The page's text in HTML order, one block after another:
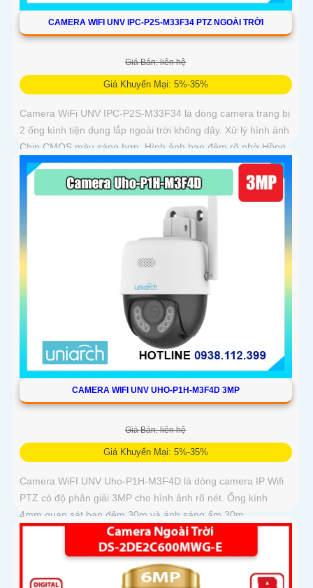
CAMERA WIFI UNV IPC-P2S-M33F34 PTZ NGOÀI TRỜI
Giá Bán: liên hệ
Giá Khuyến Mại: 5%-35%
Camera WiFi UNV IPC-P2S-M33F34 là dòng camera trang bị
2 ống kính tiện dụng lắp ngoài trời không dây. Xử lý hình ảnh
Chip CMOS màu sáng hơn. Hình ảnh ban đêm rõ nhờ Hồng
Ngoại 30m
CAMERA WIFI UNV UHO-P1H-M3F4D 3MP
Giá Bán: liên hệ
Giá Khuyến Mại: 5%-35%
Camera WiFI UNV Uho-P1H-M3F4D là dòng camera IP Wifi
PTZ có độ phân giải 3MP cho hình ảnh rõ nét. Ống kính
4mm quan sát ban đêm 30m và ánh sáng ấm 30m